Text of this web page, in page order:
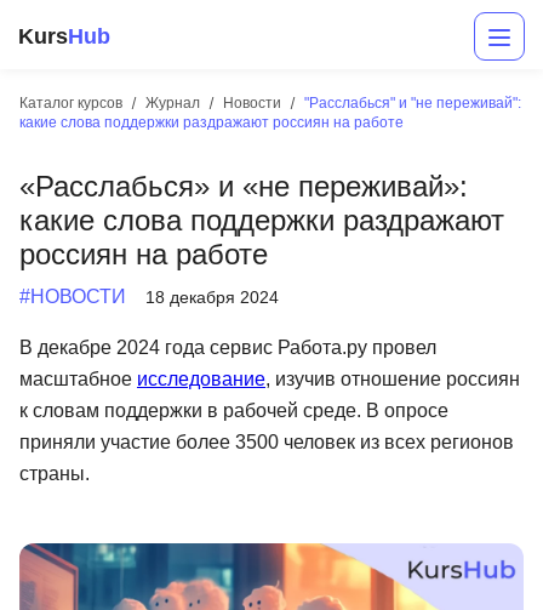
KursHub
Каталог курсов Журнал Новости
"Расслабься" и "не переживай":
какие слова поддержки раздражают россиян на работе
«Расслабься» и «не переживай»:
какие слова поддержки раздражают
россиян на работе
#НОВОСТИ 18 декабря 2024
В декабре 2024 года сервис Работа.ру провел
масштабное исследование, изучив отношение россиян
к словам поддержки в рабочей среде. В опросе
приняли участие более 3500 человек из всех регионов
страны.
Маркетинг
Аналитика
Иностранные языки